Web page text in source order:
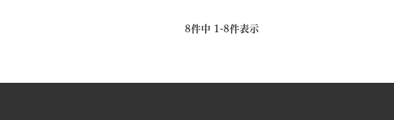
8件中 1 -8件表示